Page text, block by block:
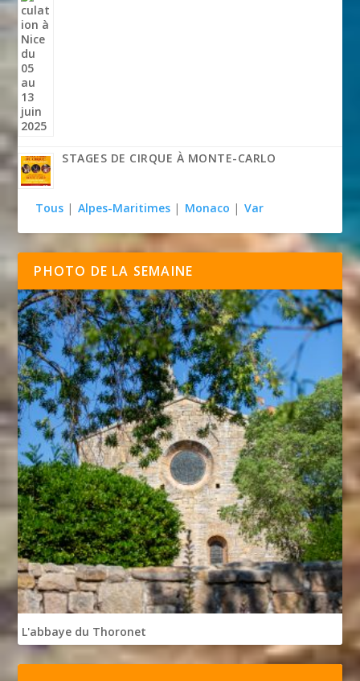
STAGES DE CIRQUE À MONTE-CARLO
Tous | Alpes-Maritimes | Monaco | Var
PHOTO DE LA SEMAINE
L'abbaye du Thoronet